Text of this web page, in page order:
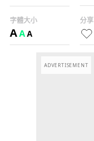
字體大小
AAA
分享
ADVERTISEMENT